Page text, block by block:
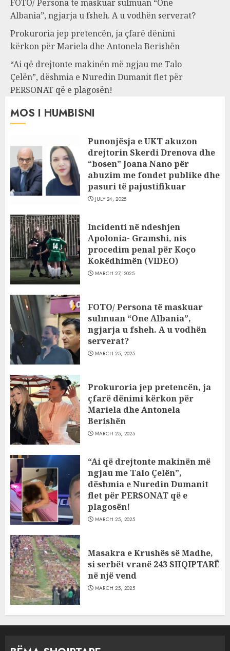
FOTO/ Persona të maskuar sulmuan “One
Albania”, ngjarja u fsheh. A u vodhën serverat?
Prokuroria jep pretencën, ja çfarë dënimi
kërkon për Mariela dhe Antonela Berishën
“Ai që drejtonte makinën më ngjau me Talo
Çelën”, dëshmia e Nuredin Dumanit flet për
PERSONAT që e plagosën!
MOS I HUMBISNI
Punonjësja e UKT akuzon
drejtorin Skerdi Drenova dhe
“bosen” Joana Nano për
abuzim me fondet publike dhe
pasuri të pajustifikuar
JULY 24, 2025
Incidenti në ndeshjen
Apolonia- Gramshi, nis
procedim penal për Koço
Kokëdhimën (VIDEO)
MARCH 27, 2025
FOTO/ Persona të maskuar
sulmuan “One Albania”,
ngjarja u fsheh. A u vodhën
serverat?
MARCH 25, 2025
Prokuroria jep pretencën, ja
çfarë dënimi kërkon për
Mariela dhe Antonela
Berishën
MARCH 25, 2025
“Ai që drejtonte makinën më
ngjau me Talo Çelën”,
dëshmia e Nuredin Dumanit
flet për PERSONAT që e
plagosën!
MARCH 25, 2025
Masakra e Krushës së Madhe,
si serbët vranë 243 SHQIPTARË
në një vend
MARCH 25, 2025